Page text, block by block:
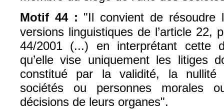
Motif 44 : "Il convient de résoudre
versions linguistiques de l’article 22,
44/2001 (...) en interprétant cette
qu’elle vise uniquement les litiges
constitué par la validité, la
sociétés ou personnes morales
décisions de leurs organes".